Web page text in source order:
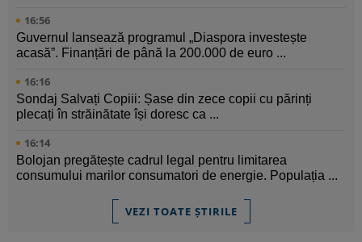
16:56
Guvernul lansează programul „Diaspora investește
acasă”. Finanțări de până la 200.000 de euro ...
16:16
Sondaj Salvați Copiii: Șase din zece copii cu părinți
plecați în străinătate își doresc ca ...
16:14
Bolojan pregătește cadrul legal pentru limitarea
consumului marilor consumatori de energie. Populația ...
VEZI TOATE ȘTIRILE